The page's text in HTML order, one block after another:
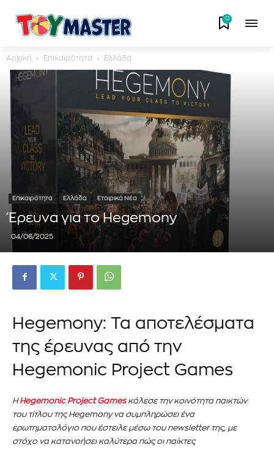
0
Αρχική Επικαιρότητα Ελλάδα
Επικαιρότητα Ελλάδα Εταιρικά Νέα
Έρευνα για το Hegemony
04/06/2025
Hegemony: Τα αποτελέσματα
της έρευνας από την
Hegemonic Project Games
ΗHegemonic Project Gamesκάλεσε την κοινότητα παικτών
του τίτλου της Hegemony να συμπληρώσει ένα
ερωτηματολόγιο που έστειλε μέσω του newsletter της, με
στόχο να κατανοήσει καλύτερα πώς οι παίκτες